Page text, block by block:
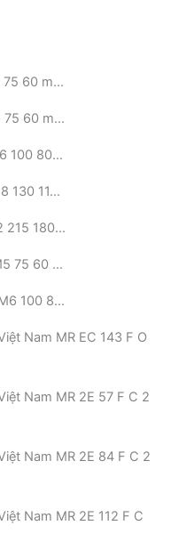
75 60 m…
75 60 m…
100 80…
130 11…
215 180…
75 60 …
100 8…
Nam MR EC 143 F O
Nam MR 2E 57 F C 2
Nam MR 2E 84 F C 2
Nam MR 2E 112 F C